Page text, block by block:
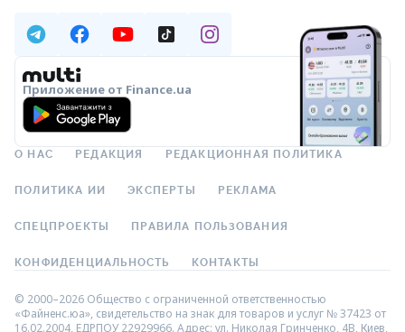
Приложение от Finance.ua
О НАС РЕДАКЦИЯ РЕДАКЦИОННАЯ ПОЛИТИКА
ПОЛИТИКА ИИ ЭКСПЕРТЫ РЕКЛАМА
СПЕЦПРОЕКТЫ ПРАВИЛА ПОЛЬЗОВАНИЯ
КОНФИДЕНЦИАЛЬНОСТЬ КОНТАКТЫ
© 2000–2026 Общество с ограниченной ответственностью
«Файненс.юа», свидетельство на знак для товаров и услуг № 37423 от
16.02.2004, ЕДРПОУ 22929966. Адрес: ул. Николая Гринченко, 4В, Киев,